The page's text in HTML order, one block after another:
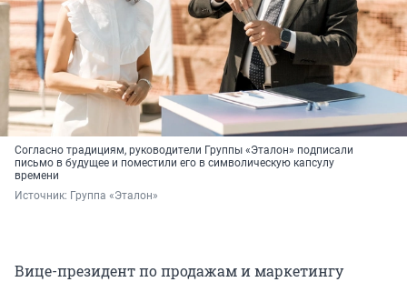
Согласно традициям, руководители Группы «Эталон» подписали
письмо в будущее и поместили его в символическую капсулу
времени
Источник: Группа «Эталон»
Вице-президент по продажам и маркетингу